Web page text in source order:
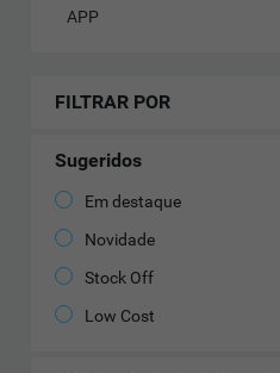
APP
FILTRAR POR
Sugeridos
Em destaque
Novidade
Stock Off
Low Cost